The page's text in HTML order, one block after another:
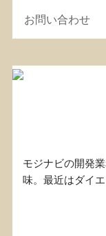
お問い合わせ
モジナビの開発
味。最近はダイ